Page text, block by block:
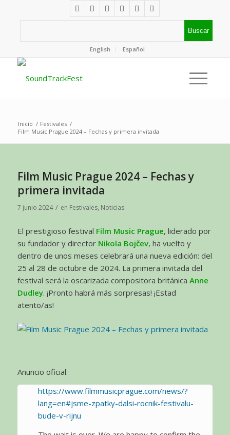
English Español
Inicio / Festivales /
Film Music Prague 2024 – Fechas y primera invitada
Film Music Prague 2024 – Fechas y
primera invitada
7 junio 2024 / en Festivales, Noticias
El prestigioso festival Film Music Prague, liderado por
su fundador y director Nikola Bojčev, ha vuelto y
dentro de unos meses celebrará una nueva edición: del
25 al 28 de octubre de 2024. La primera invitada del
festival será la oscarizada compositora británica Anne
Dudley. ¡Pronto habrá más sorpresas! ¡Estad
atento/as!
Anuncio oficial:
https://www.filmmusicprague.com/news/?
lang=en#jsme-zpatky-dalsi-rocnik-festivalu-
bude-v-rijnu